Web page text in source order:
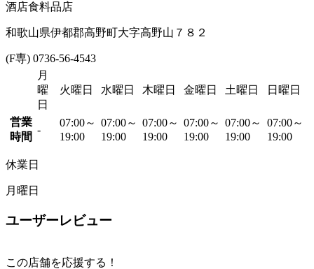
酒店食料品店
和歌山県伊都郡高野町大字高野山７８２
(F専) 0736-56-4543
月
曜
日
火曜日 水曜日 木曜日 金曜日 土曜日 日曜日
営業
時間
-
07:00～
19:00
07:00～
19:00
07:00～
19:00
07:00～
19:00
07:00～
19:00
07:00～
19:00
休業日
月曜日
ユーザーレビュー
この店舗を応援する！